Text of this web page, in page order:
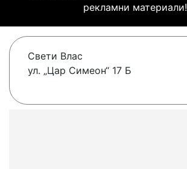
рекламни материали!
Свети Влас
ул. „Цар Симеон“ 17 Б